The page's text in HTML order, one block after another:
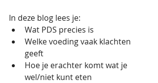
In deze blog lees je:
Wat PDS precies is
Welke voeding vaak klachten
geeft
Hoe je erachter komt wat je
wel/niet kunt eten